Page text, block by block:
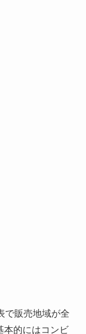
で販売地域が全
本的にはコンビ